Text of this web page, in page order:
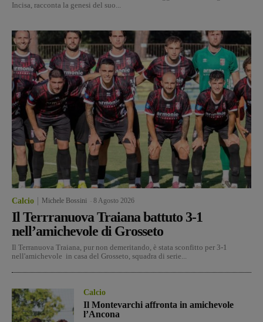
Incisa, racconta la genesi del suo...
Calcio Michele Bossini 8 Agosto 2026
Il Terrranuova Traiana battuto 3-1
nell’amichevole di Grosseto
Il Terranuova Traiana, pur non demeritando, è stata sconfitto per 3-1
nell'amichevole in casa del Grosseto, squadra di serie...
Calcio
Il Montevarchi affronta in amichevole
l’Ancona